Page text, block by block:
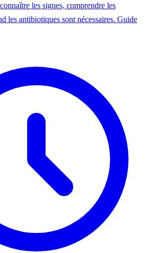
les signes, comprendre les
les antibiotiques sont nécessaires. Guide